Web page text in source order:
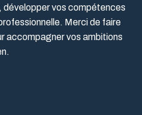
vos compétences
Merci de faire
accompagner vos ambitions